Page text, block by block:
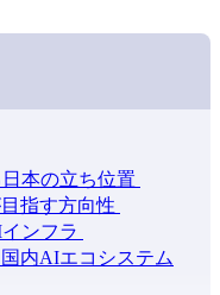
本の立ち位置
指す方向性
ンフラ
内AIエコシステム